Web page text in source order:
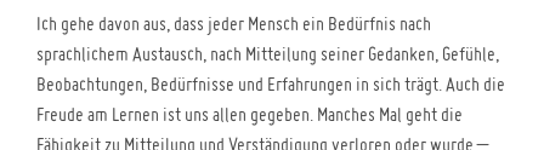
Ich gehe davon aus, dass jeder Mensch ein Bedürfnis nach
sprachlichem Austausch, nach Mitteilung seiner Gedanken, Gefühle,
Beobachtungen, Bedürfnisse und Erfahrungen in sich trägt. Auch die
Freude am Lernen ist uns allen gegeben. Manches Mal geht die
Fähigkeit zu Mitteilung und Verständigung verloren oder wurde –